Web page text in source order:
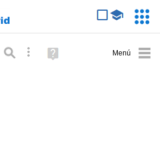
Búsqueda avanzada
Ayuda
(en